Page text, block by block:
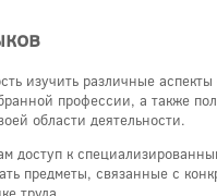
изучить различные
профессии, а также
области деятельности.
доступ к
предметы, связанные с